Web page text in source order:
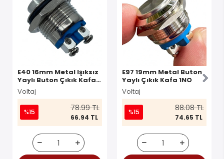
E40 16mm Metal Işıksız
Yaylı Buton Çıkık Kafa 1
NO IP67
Voltaj
%15 78.99 TL
66.94 TL
E97 19mm Metal Buton
Yaylı Çıkık Kafa 1NO
Voltaj
%15 88.08 TL
74.65 TL